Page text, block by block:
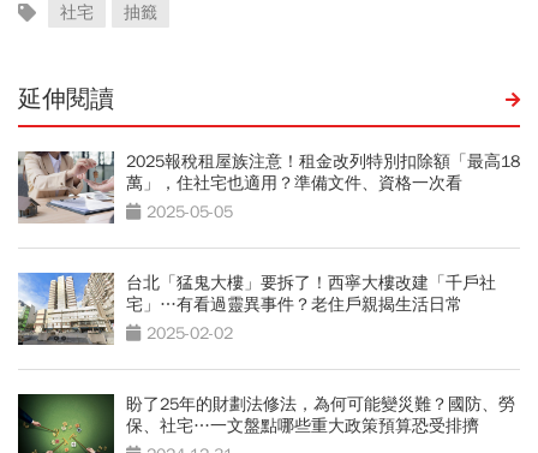
社宅 抽籤
延伸閱讀
2025報稅租屋族注意！租金改列特別扣除額「最高18
萬」，住社宅也適用？準備文件、資格一次看
2025-05-05
台北「猛鬼大樓」要拆了！西寧大樓改建「千戶社
宅」…有看過靈異事件？老住戶親揭生活日常
2025-02-02
盼了25年的財劃法修法，為何可能變災難？國防、勞
保、社宅…一文盤點哪些重大政策預算恐受排擠